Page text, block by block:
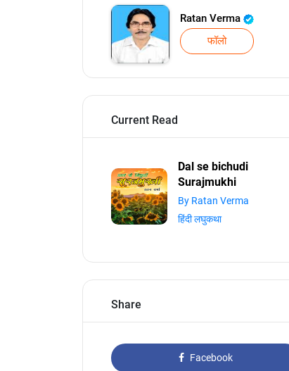
Ratan Verma
फॉलो
Current Read
Dal se bichudi
Surajmukhi
By Ratan Verma
हिंदी लघुकथा
Share
Facebook